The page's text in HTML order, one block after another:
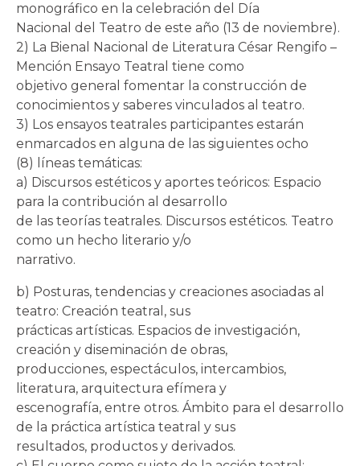
monográfico en la celebración del Día
Nacional del Teatro de este año (13 de noviembre).
2) La Bienal Nacional de Literatura César Rengifo –
Mención Ensayo Teatral tiene como
objetivo general fomentar la construcción de
conocimientos y saberes vinculados al teatro.
3) Los ensayos teatrales participantes estarán
enmarcados en alguna de las siguientes ocho
(8) líneas temáticas:
a) Discursos estéticos y aportes teóricos: Espacio
para la contribución al desarrollo
de las teorías teatrales. Discursos estéticos. Teatro
como un hecho literario y/o
narrativo.
b) Posturas, tendencias y creaciones asociadas al
teatro: Creación teatral, sus
prácticas artísticas. Espacios de investigación,
creación y diseminación de obras,
producciones, espectáculos, intercambios,
literatura, arquitectura efímera y
escenografía, entre otros. Ámbito para el desarrollo
de la práctica artística teatral y sus
resultados, productos y derivados.